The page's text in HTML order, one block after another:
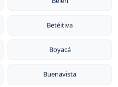
Betéitiva
Boyacá
Buenavista